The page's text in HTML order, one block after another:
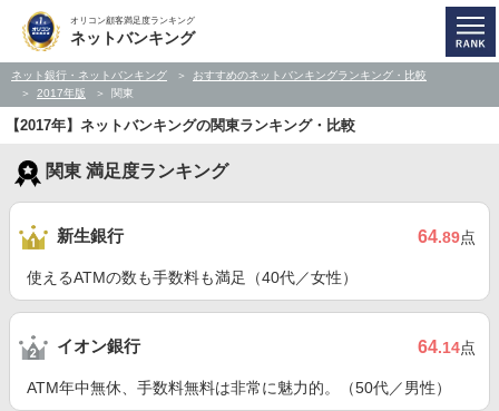
オリコン顧客満足度ランキング
ネットバンキング
ネット銀行・ネットバンキング
おすすめのネットバンキングランキング・比較
2017年版
関東
【2017年】ネットバンキングの関東ランキング・比較
関東 満足度ランキング
新生銀行 64.89点
使えるATMの数も手数料も満足（40代／女性）
イオン銀行 64.14点
ATM年中無休、手数料無料は非常に魅力的。（50代／男性）